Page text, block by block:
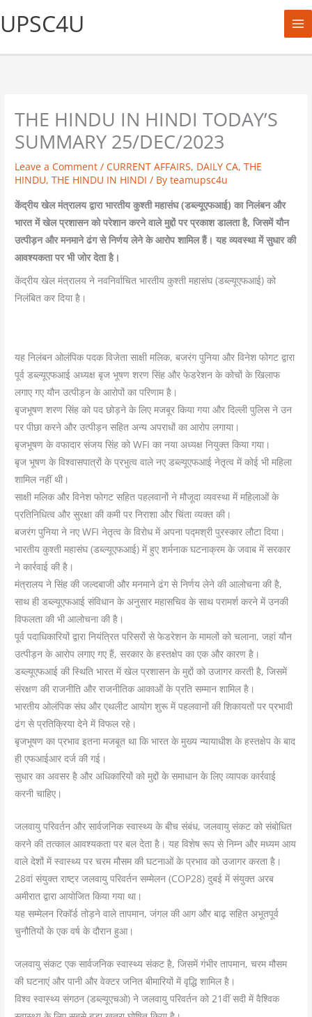
toUPSC4U
THE HINDU IN HINDI TODAY’S
SUMMARY 25/DEC/2023
Leave a Comment /CURRENT AFFAIRS, DAILY CA,THE
HINDU,THE HINDU IN HINDI / Byteamupsc4u
केंद्रीय खेल मंत्रालय द्वारा भारतीय कुश्ती महासंघ (डब्ल्यूएफआई) का निलंबन और
भारत में खेल प्रशासन को परेशान करने वाले मुद्दों पर प्रकाश डालता है, जिसमें यौन
उत्पीड़न और मनमाने ढंग से निर्णय लेने के आरोप शामिल हैं। यह व्यवस्था में सुधार की
आवश्यकता पर भी जोर देता है।
केंद्रीय खेल मंत्रालय ने नवनिर्वाचित भारतीय कुश्ती महासंघ (डब्ल्यूएफआई) को
निलंबित कर दिया है।
यह निलंबन ओलंपिक पदक विजेता साक्षी मलिक, बजरंग पुनिया और विनेश फोगट द्वारा
पूर्व डब्ल्यूएफआई अध्यक्ष बृज भूषण शरण सिंह और फेडरेशन के कोचों के खिलाफ
लगाए गए यौन उत्पीड़न के आरोपों का परिणाम है।
बृजभूषण शरण सिंह को पद छोड़ने के लिए मजबूर किया गया और दिल्ली पुलिस ने उन
पर पीछा करने और उत्पीड़न सहित अन्य अपराधों का आरोप लगाया।
बृजभूषण के वफादार संजय सिंह को WFI का नया अध्यक्ष नियुक्त किया गया।
बृज भूषण के विश्वासपात्रों के प्रभुत्व वाले नए डब्ल्यूएफआई नेतृत्व में कोई भी महिला
शामिल नहीं थी।
साक्षी मलिक और विनेश फोगट सहित पहलवानों ने मौजूदा व्यवस्था में महिलाओं के
प्रतिनिधित्व और सुरक्षा की कमी पर निराशा और चिंता व्यक्त की।
बजरंग पुनिया ने नए WFI नेतृत्व के विरोध में अपना पद्मश्री पुरस्कार लौटा दिया।
भारतीय कुश्ती महासंघ (डब्ल्यूएफआई) में हुए शर्मनाक घटनाक्रम के जवाब में सरकार
ने कार्रवाई की है।
मंत्रालय ने सिंह की जल्दबाजी और मनमाने ढंग से निर्णय लेने की आलोचना की है,
साथ ही डब्ल्यूएफआई संविधान के अनुसार महासचिव के साथ परामर्श करने में उनकी
विफलता की भी आलोचना की है।
पूर्व पदाधिकारियों द्वारा नियंत्रित परिसरों से फेडरेशन के मामलों को चलाना, जहां यौन
उत्पीड़न के आरोप लगाए गए हैं, सरकार के हस्तक्षेप का एक और कारण है।
डब्ल्यूएफआई की स्थिति भारत में खेल प्रशासन के मुद्दों को उजागर करती है, जिसमें
संरक्षण की राजनीति और राजनीतिक आकाओं के प्रति सम्मान शामिल है।
भारतीय ओलंपिक संघ और एथलीट आयोग शुरू में पहलवानों की शिकायतों पर प्रभावी
ढंग से प्रतिक्रिया देने में विफल रहे।
बृजभूषण का प्रभाव इतना मजबूत था कि भारत के मुख्य न्यायाधीश के हस्तक्षेप के बाद
ही एफआईआर दर्ज की गई।
सुधार का अवसर है और अधिकारियों को मुद्दों के समाधान के लिए व्यापक कार्रवाई
करनी चाहिए।
जलवायु परिवर्तन और सार्वजनिक स्वास्थ्य के बीच संबंध, जलवायु संकट को संबोधित
करने की तत्काल आवश्यकता पर बल देता है। यह विशेष रूप से निम्न और मध्यम आय
वाले देशों में स्वास्थ्य पर चरम मौसम की घटनाओं के प्रभाव को उजागर करता है।
28वां संयुक्त राष्ट्र जलवायु परिवर्तन सम्मेलन (COP28) दुबई में संयुक्त अरब
अमीरात द्वारा आयोजित किया गया था।
यह सम्मेलन रिकॉर्ड तोड़ने वाले तापमान, जंगल की आग और बाढ़ सहित अभूतपूर्व
चुनौतियों के एक वर्ष के दौरान हुआ।
जलवायु संकट एक सार्वजनिक स्वास्थ्य संकट है, जिसमें गंभीर तापमान, चरम मौसम
की घटनाएं और पानी और वेक्टर जनित बीमारियों में वृद्धि शामिल है।
विश्व स्वास्थ्य संगठन (डब्ल्यूएचओ) ने जलवायु परिवर्तन को 21वीं सदी में वैश्विक